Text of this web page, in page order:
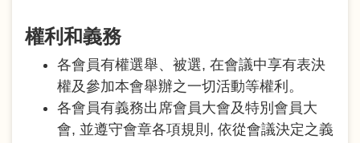
權利和義務
各會員有權選舉、被選, 在會議中享有表決
權及參加本會舉辦之一切活動等權利。
各會員有義務出席會員大會及特別會員大
會, 並遵守會章各項規則, 依從會議決定之義